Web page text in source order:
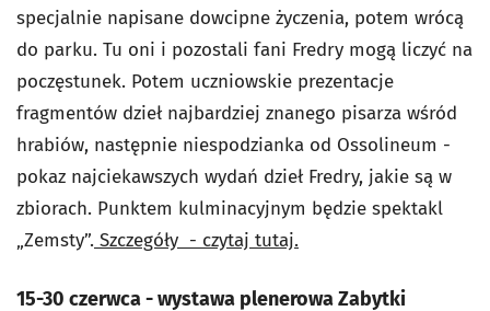
specjalnie napisane dowcipne życzenia, potem wrócą
do parku. Tu oni i pozostali fani Fredry mogą liczyć na
poczęstunek. Potem uczniowskie prezentacje
fragmentów dzieł najbardziej znanego pisarza wśród
hrabiów, następnie niespodzianka od Ossolineum -
pokaz najciekawszych wydań dzieł Fredry, jakie są w
zbiorach. Punktem kulminacyjnym będzie spektakl
„Zemsty”. Szczegóły - czytaj tutaj.
15-30 czerwca - wystawa plenerowa Zabytki